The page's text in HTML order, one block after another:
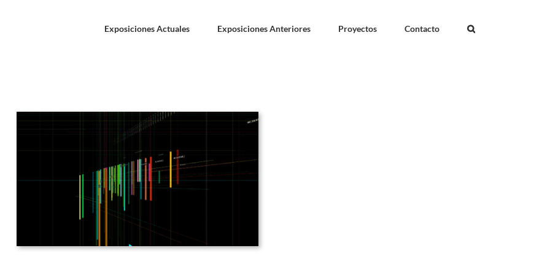
Exposiciones Actuales Exposiciones Anteriores Proyectos Contacto